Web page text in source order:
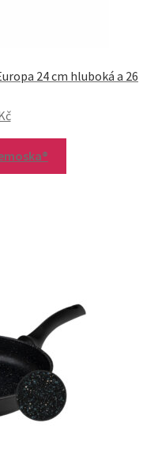
24 cm hluboká a 26